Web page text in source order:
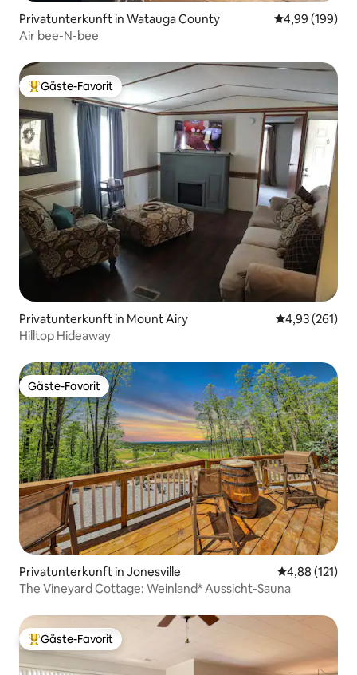
Privatunterkunft in Watauga County
4,99 (199)
Air bee-N-bee
Beliebter Gäste-Favorit.
Gäste-Favorit
Privatunterkunft in Mount Airy
4,93 (261)
Hilltop Hideaway
Gäste-Favorit
Gäste-Favorit
Privatunterkunft in Jonesville
4,88 (121)
The Vineyard Cottage: Weinland* Aussicht-Sauna
Beliebter Gäste-Favorit.
Gäste-Favorit